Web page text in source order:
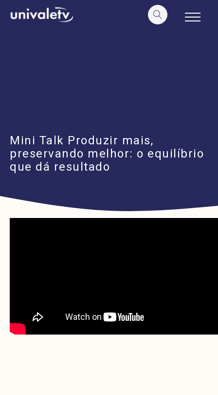
conteúdo
Mini Talk Produzir mais,
preservando melhor: o equilíbrio
que dá resultado